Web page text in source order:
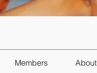
Members About